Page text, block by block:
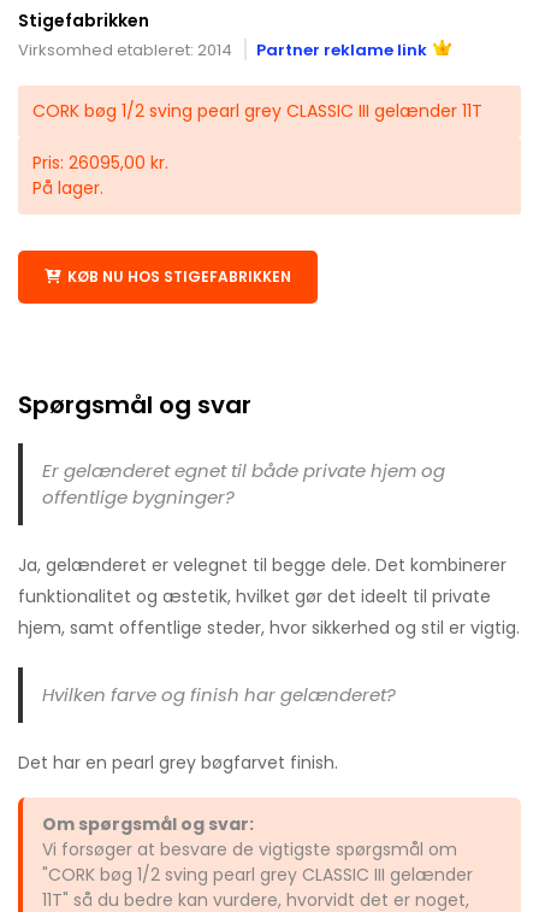
Stigefabrikken
Virksomhed etableret: 2014 Partner reklame link
CORK bøg 1/2 sving pearl grey CLASSIC III gelænder 11T
Pris: 26095,00 kr.
På lager.
KØB NU HOS STIGEFABRIKKEN
Spørgsmål og svar
Er gelænderet egnet til både private hjem og
offentlige bygninger?
Ja, gelænderet er velegnet til begge dele. Det kombinerer
funktionalitet og æstetik, hvilket gør det ideelt til private
hjem, samt offentlige steder, hvor sikkerhed og stil er vigtig.
Hvilken farve og finish har gelænderet?
Det har en pearl grey bøgfarvet finish.
Om spørgsmål og svar:
Vi forsøger at besvare de vigtigste spørgsmål om
"CORK bøg 1/2 sving pearl grey CLASSIC III gelænder
11T" så du bedre kan vurdere, hvorvidt det er noget,